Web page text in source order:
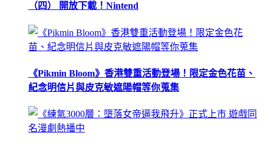
（四） 開放下載！Nintend
《Pikmin Bloom》香港雙重活動登場！限定金色花苗、
紀念明信片與皮克敏遮陽帽等你蒐集